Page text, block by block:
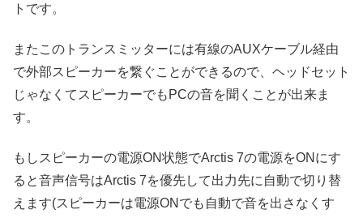
トです。
またこのトランスミッターには有線のAUXケーブル経由
で外部スピーカーを繋ぐことができるので、ヘッドセット
じゃなくてスピーカーでもPCの音を聞くことが出来ま
す。
もしスピーカーの電源ON状態でArctis 7の電源をONにす
ると音声信号はArctis 7を優先して出力先に自動で切り替
えます(スピーカーは電源ONでも自動で音を出さなくす